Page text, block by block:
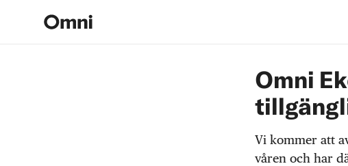
Omni
Vi kommer att
våren och har